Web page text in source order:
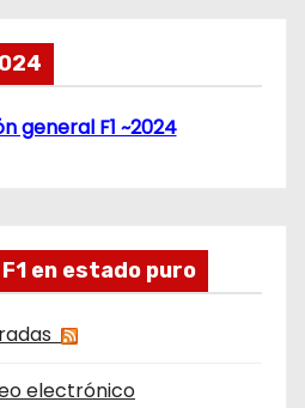
general F1 ~2024
en estado puro
electrónico